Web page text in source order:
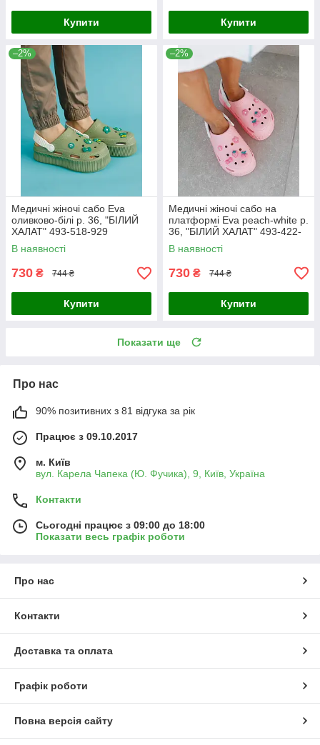
Купити Купити
–2%
Медичні жіночі сабо Eva
оливково-білі р. 36, "БІЛИЙ
ХАЛАТ" 493-518-929
В наявності
730 ₴ 744 ₴
Купити
–2%
Медичні жіночі сабо на
платформі Eva peach-white р.
36, "БІЛИЙ ХАЛАТ" 493-422-
929
В наявності
730 ₴ 744 ₴
Купити
Показати ще
Про нас
90% позитивних з 81 відгука за рік
Працює з 09.10.2017
м. Київ
вул. Карела Чапека (Ю. Фучика), 9, Київ, Україна
Контакти
Сьогодні працює з 09:00 до 18:00
Показати весь графік роботи
Про нас
Контакти
Доставка та оплата
Графік роботи
Повна версія сайту